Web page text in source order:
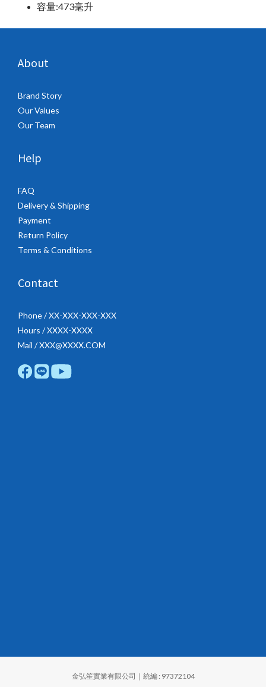
容量:473毫升
About
Brand Story
Our Values
Our Team
Help
FAQ
Delivery & Shipping
Payment
Return Policy
Terms & Conditions
Contact
Phone / XX-XXX-XXX-XXX
Hours / XXXX-XXXX
Mail / XXX@XXXX.COM
金弘笙實業有限公司｜統編 : 97372104